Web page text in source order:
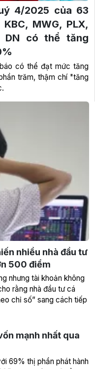
nhiều nhà đầu tư
500 điểm
nhưng tài khoản không
rằng nhà đầu tư cá
chỉ số” sang cách tiếp
4/2025 của 63
MWG, PLX,
DN có thể tăng
có thể đạt mức tăng
trăm, thậm chí "tăng
mạnh nhất qua
69% thị phần phát hành